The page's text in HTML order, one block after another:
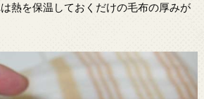
熱を保温しておくだけの毛布の厚みが